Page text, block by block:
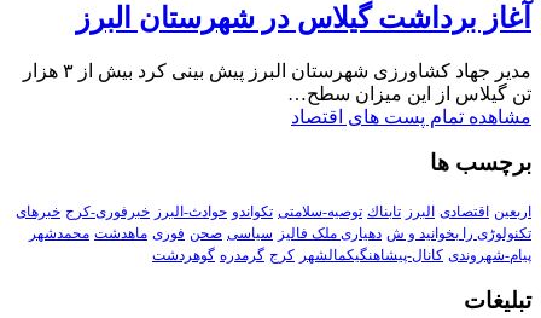
آغاز برداشت گیلاس در شهرستان البرز
مدیر جهاد کشاورزی شهرستان البرز پیش بینی کرد بیش از ۳ هزار
تن گیلاس از این میزان سطح…
مشاهده تمام پست های اقتصاد
برچسب ها
اربعین اقتصادی البرز تابناك توصیه-سلامتی تکواندو حوادث-البرز خبرفوری-کرج خبرهای
تکنولوڑی را بخوانید و ش دهیاری ملک فالیز سیاسی صحن فوری ماهدشت محمدشهر
پیام-شهروندی کانال-پیشاهنگیکمالشهر کرج گرمدره گوهردشت
تبلیغات